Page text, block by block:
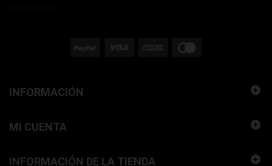
INFORMACIÓN
MI CUENTA
INFORMACIÓN DE LA TIENDA